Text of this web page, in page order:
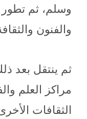
وسلم، ثم تطور
والفنون
ثم ينتقل بعد
مراكز العلم
الثقافات